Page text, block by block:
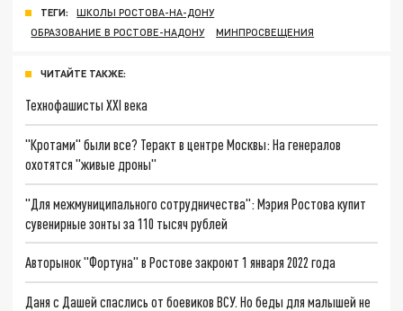
ТЕГИ:
ШКОЛЫ РОСТОВА-НА-ДОНУ
ОБРАЗОВАНИЕ В РОСТОВЕ-НАДОНУ
МИНПРОСВЕЩЕНИЯ
ЧИТАЙТЕ ТАКЖЕ:
Технофашисты XXI века
"Кротами" были все? Теракт в центре Москвы: На генералов
охотятся "живые дроны"
"Для межмуниципального сотрудничества": Мэрия Ростова купит
сувенирные зонты за 110 тысяч рублей
Авторынок "Фортуна" в Ростове закроют 1 января 2022 года
Даня с Дашей спаслись от боевиков ВСУ. Но беды для малышей не